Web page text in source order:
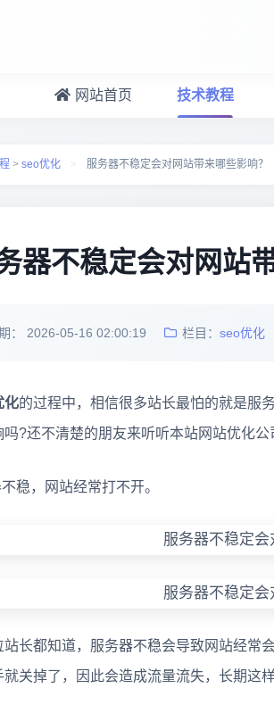
网站首页 技术教程
> seo优化 > 服务器不稳定会对网站带来哪些影响？
器不稳定会对网站
： 2026-05-16 02:00:19 栏目： seo优化
化的过程中，相信很多站长最怕的就是服
吗?还不清楚的朋友来听听本站网站优化公
稳，网站经常打不开。
站长都知道，服务器不稳会导致网站经常
就关掉了，因此会造成流量流失，长期这